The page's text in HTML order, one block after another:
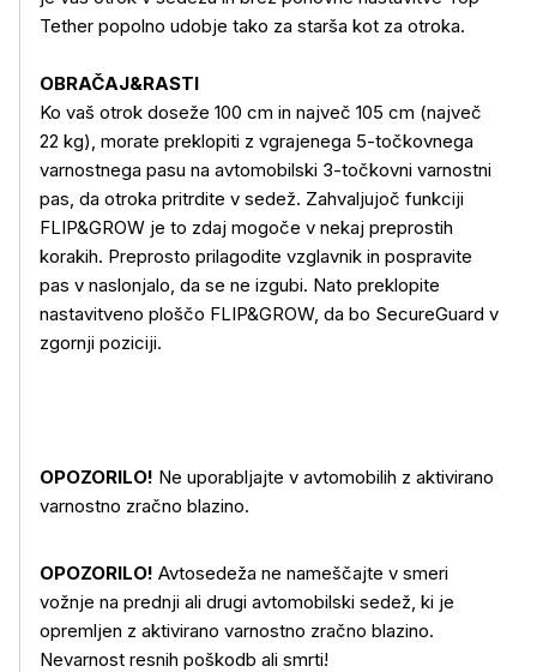
Tether popolno udobje tako za starša kot za otroka.
OBRAČAJ&RASTI
Ko vaš otrok doseže 100 cm in največ 105 cm (največ
22 kg), morate preklopiti z vgrajenega 5-točkovnega
varnostnega pasu na avtomobilski 3-točkovni varnostni
pas, da otroka pritrdite v sedež. Zahvaljujoč funkciji
FLIP&GROW je to zdaj mogoče v nekaj preprostih
korakih. Preprosto prilagodite vzglavnik in pospravite
pas v naslonjalo, da se ne izgubi. Nato preklopite
nastavitveno ploščo FLIP&GROW, da bo SecureGuard v
zgornji poziciji.
OPOZORILO! Ne uporabljajte v avtomobilih z aktivirano
varnostno zračno blazino.
OPOZORILO! Avtosedeža ne nameščajte v smeri
vožnje na prednji ali drugi avtomobilski sedež, ki je
opremljen z aktivirano varnostno zračno blazino.
Nevarnost resnih poškodb ali smrti!